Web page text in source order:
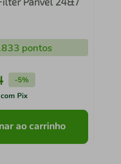
pontos
-5%
Pix
ao carrinho